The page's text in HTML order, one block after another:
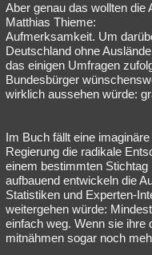
Aber genau das wollten die
Matthias Thieme:
Aufmerksamkeit. Um
Deutschland ohne
das einigen Umfragen
Bundesbürger
wirklich aussehen würde:
Im Buch fällt eine
Regierung die radikale
einem bestimmten
aufbauend entwickeln die
Statistiken und Experten-
weitergehen würde:
einfach weg. Wenn sie ihre
mitnähmen sogar noch